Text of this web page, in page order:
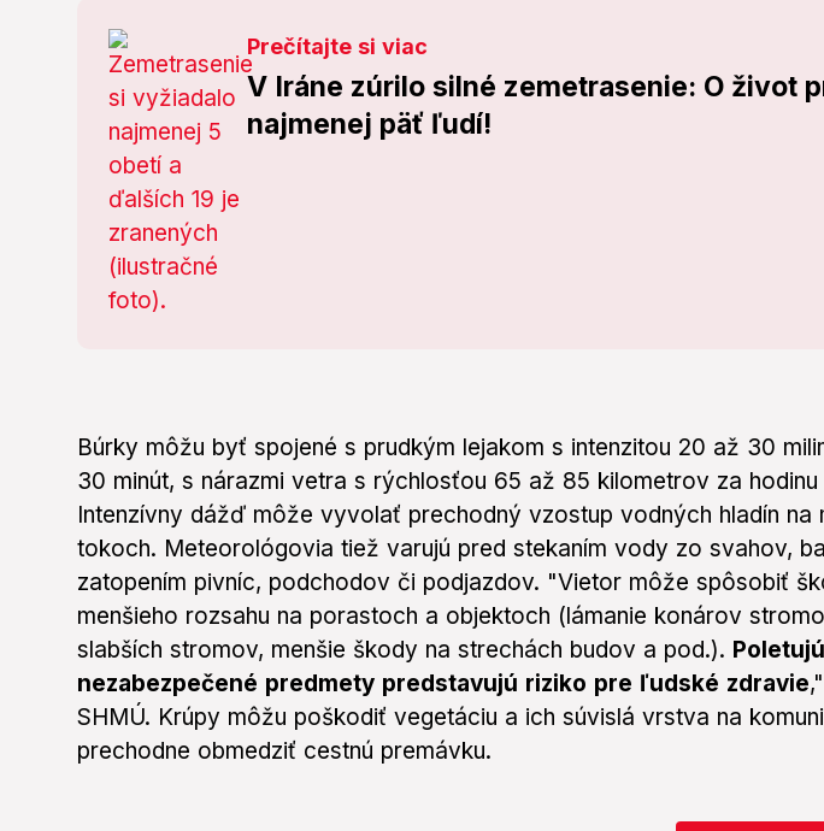
Prečítajte si viac
V Iráne zúrilo silné zemetrasenie: O život
najmenej päť ľudí!
Búrky môžu byť spojené s prudkým lejakom s intenzitou 20 až 30
30 minút, s nárazmi vetra s rýchlosťou 65 až 85 kilometrov za hodinu
Intenzívny dážď môže vyvolať prechodný vzostup vodných hladín na
tokoch. Meteorológovia tiež varujú pred stekaním vody zo svahov,
zatopením pivníc, podchodov či podjazdov. "Vietor môže spôsobiť
menšieho rozsahu na porastoch a objektoch (lámanie konárov
slabších stromov, menšie škody na strechách budov a pod.).
nezabezpečené predmety predstavujú riziko pre ľudské zdravie
SHMÚ. Krúpy môžu poškodiť vegetáciu a ich súvislá vrstva na
prechodne obmedziť cestnú premávku.